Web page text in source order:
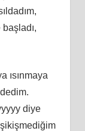
ısınmaya
diye
şikişmediğim